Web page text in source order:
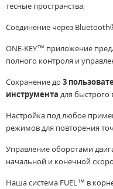
тесные пространства;
Соединение через
ONE-KEY™ приложение
полного контроля и
Сохранение до 3
инструмента для
Настройка под любое
режимов для повторения
Управление оборотами
начальной и конечной
Наша система FUEL™ в